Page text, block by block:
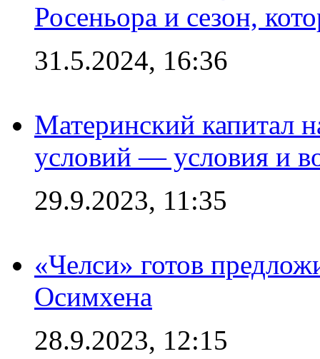
Росеньора и сезон,
31.5.2024, 16:36
Материнский капитал
условий — условия и
29.9.2023, 11:35
«Челси» готов
Осимхена
28.9.2023, 12:15